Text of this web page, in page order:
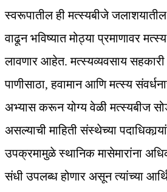
स्वरूपातील ही मत्स्यबीजे जलाशयातील
वाढून भविष्यात मोठ्या प्रमाणावर
लावणार आहेत. मत्स्यव्यवसाय
पाणीसाठा, हवामान आणि मत्स्य
अभ्यास करून योग्य वेळी मत्स्यबीज
असल्याची माहिती संस्थेच्या
उपक्रमामुळे स्थानिक मासेमारांना
संधी उपलब्ध होणार असून त्यांच्या